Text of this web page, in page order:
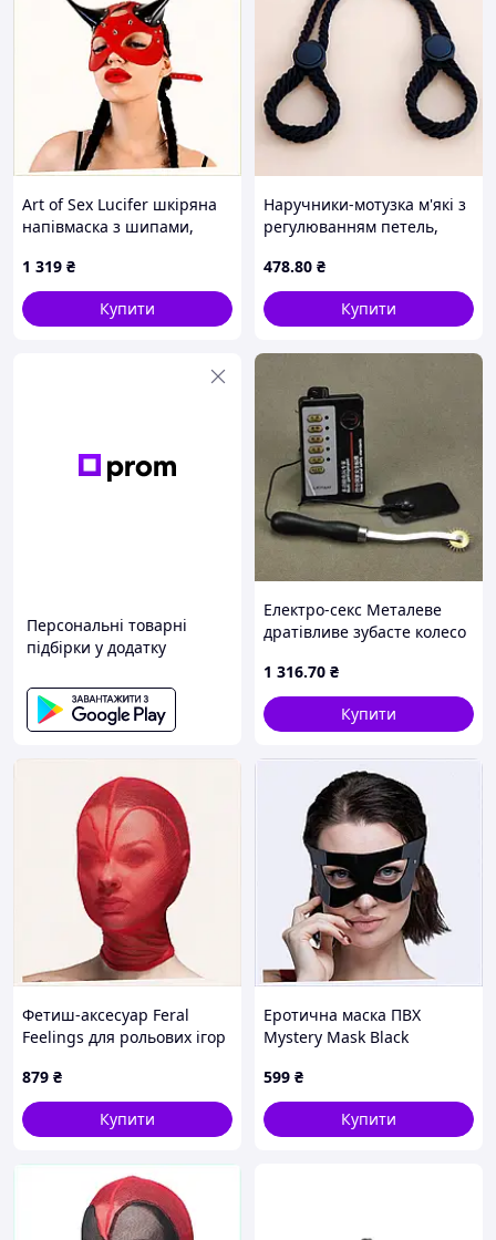
Art of Sex Lucifer шкіряна
напівмаска з шипами,
1 319 ₴
Купити
Наручники-мотузка м'які з
регулюванням петель,
478.80 ₴
Купити
Персональні товарні
підбірки у додатку
Електро-секс Металеве
дратівливе зубасте колесо
1 316.70 ₴
Купити
Фетиш-аксесуар Feral
Feelings для рольових ігор
879 ₴
Купити
Еротична маска ПВХ
Mystery Mask Black
599 ₴
Купити